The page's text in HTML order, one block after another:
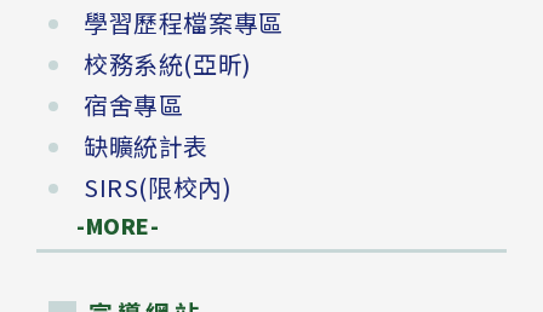
學習歷程檔案專區
校務系統(亞昕)
宿舍專區
缺曠統計表
SIRS(限校內)
-MORE-